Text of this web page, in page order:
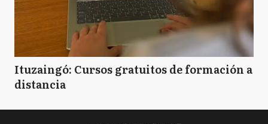
Ituzaingó: Cursos gratuitos de formación a
distancia